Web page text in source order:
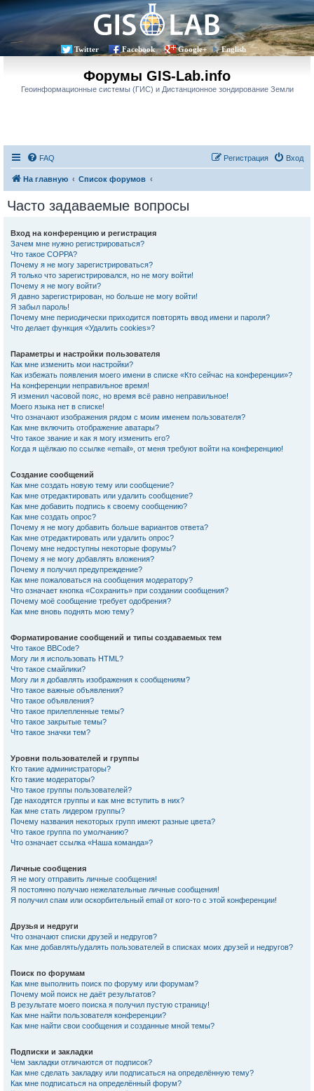
Twitter Facebook Google+ English
Форумы GIS-Lab.info
Геоинформационные системы (ГИС) и Дистанционное зондирование Земли
FAQ Вход
Регистрация
На главную Список форумов
Часто задаваемые вопросы
Вход на конференцию и регистрация
Зачем мне нужно регистрироваться?
Что такое COPPA?
Почему я не могу зарегистрироваться?
Я только что зарегистрировался, но не могу войти!
Почему я не могу войти?
Я давно зарегистрирован, но больше не могу войти!
Я забыл пароль!
Почему мне периодически приходится повторять ввод имени и пароля?
Что делает функция «Удалить cookies»?
Параметры и настройки пользователя
Как мне изменить мои настройки?
Как избежать появления моего имени в списке «Кто сейчас на конференции»?
На конференции неправильное время!
Я изменил часовой пояс, но время всё равно неправильное!
Моего языка нет в списке!
Что означают изображения рядом с моим именем пользователя?
Как мне включить отображение аватары?
Что такое звание и как я могу изменить его?
Когда я щёлкаю по ссылке «email», от меня требуют войти на конференцию!
Создание сообщений
Как мне создать новую тему или сообщение?
Как мне отредактировать или удалить сообщение?
Как мне добавить подпись к своему сообщению?
Как мне создать опрос?
Почему я не могу добавить больше вариантов ответа?
Как мне отредактировать или удалить опрос?
Почему мне недоступны некоторые форумы?
Почему я не могу добавлять вложения?
Почему я получил предупреждение?
Как мне пожаловаться на сообщения модератору?
Что означает кнопка «Сохранить» при создании сообщения?
Почему моё сообщение требует одобрения?
Как мне вновь поднять мою тему?
Форматирование сообщений и типы создаваемых тем
Что такое BBCode?
Могу ли я использовать HTML?
Что такое смайлики?
Могу ли я добавлять изображения к сообщениям?
Что такое важные объявления?
Что такое объявления?
Что такое прилепленные темы?
Что такое закрытые темы?
Что такое значки тем?
Уровни пользователей и группы
Кто такие администраторы?
Кто такие модераторы?
Что такое группы пользователей?
Где находятся группы и как мне вступить в них?
Как мне стать лидером группы?
Почему названия некоторых групп имеют разные цвета?
Что такое группа по умолчанию?
Что означает ссылка «Наша команда»?
Личные сообщения
Я не могу отправить личные сообщения!
Я постоянно получаю нежелательные личные сообщения!
Я получил спам или оскорбительный email от кого-то с этой конференции!
Друзья и недруги
Что означают списки друзей и недругов?
Как мне добавлять/удалять пользователей в списках моих друзей и недругов?
Поиск по форумам
Как мне выполнить поиск по форуму или форумам?
Почему мой поиск не даёт результатов?
В результате моего поиска я получил пустую страницу!
Как мне найти пользователя конференции?
Как мне найти свои сообщения и созданные мной темы?
Подписки и закладки
Чем закладки отличаются от подписок?
Как мне сделать закладку или подписаться на определённую тему?
Как мне подписаться на определённый форум?